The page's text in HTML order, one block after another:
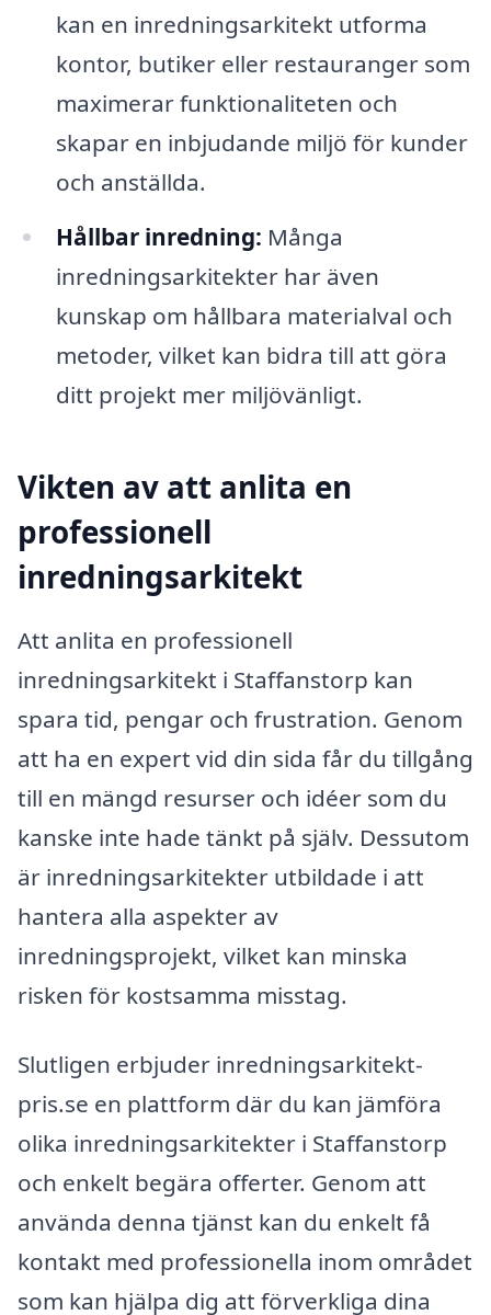
kan en inredningsarkitekt utforma
kontor, butiker eller restauranger som
maximerar funktionaliteten och
skapar en inbjudande miljö för kunder
och anställda.
Hållbar inredning: Många
inredningsarkitekter har även
kunskap om hållbara materialval och
metoder, vilket kan bidra till att göra
ditt projekt mer miljövänligt.
Vikten av att anlita en
professionell
inredningsarkitekt
Att anlita en professionell
inredningsarkitekt i Staffanstorp kan
spara tid, pengar och frustration. Genom
att ha en expert vid din sida får du tillgång
till en mängd resurser och idéer som du
kanske inte hade tänkt på själv. Dessutom
är inredningsarkitekter utbildade i att
hantera alla aspekter av
inredningsprojekt, vilket kan minska
risken för kostsamma misstag.
Slutligen erbjuder inredningsarkitekt-
pris.se en plattform där du kan jämföra
olika inredningsarkitekter i Staffanstorp
och enkelt begära offerter. Genom att
använda denna tjänst kan du enkelt få
kontakt med professionella inom området
som kan hjälpa dig att förverkliga dina